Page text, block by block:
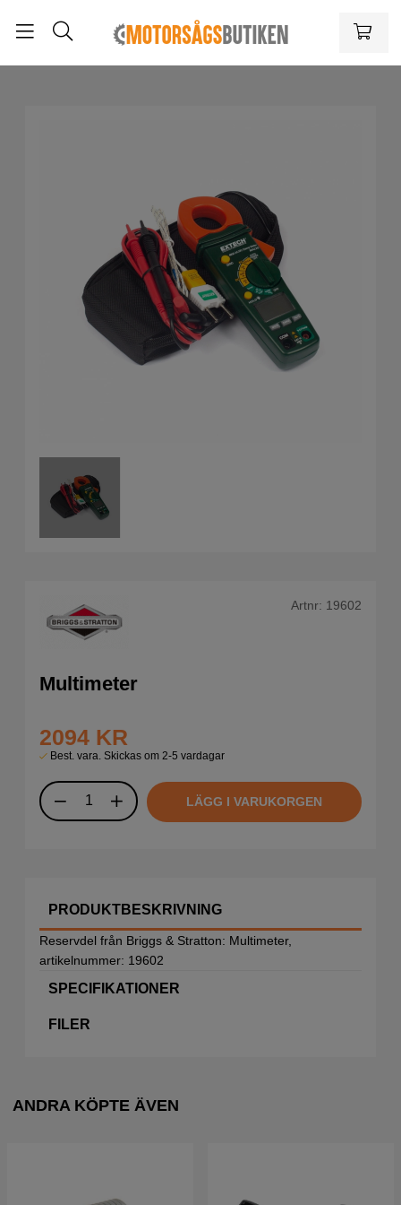
Artnr: 19602
Multimeter
2094 KR
Best. vara. Skickas om 2-5 vardagar
LÄGG I VARUKORGEN
PRODUKTBESKRIVNING
Reservdel från Briggs & Stratton: Multimeter,
artikelnummer: 19602
SPECIFIKATIONER
FILER
ANDRA KÖPTE ÄVEN